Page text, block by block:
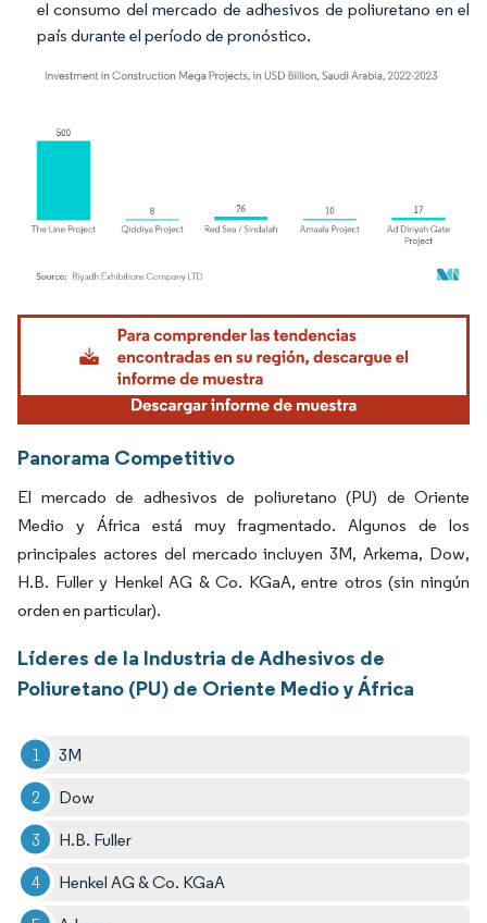
el consumo del mercado de adhesivos de poliuretano en el
país durante el período de pronóstico.
Imagen © Mordor Intelligence. El uso requiere atribución según CC BY 4.0.
Panorama Competitivo
El mercado de adhesivos de poliuretano (PU) de Oriente
Medio y África está muy fragmentado. Algunos de los
principales actores del mercado incluyen 3M, Arkema, Dow,
H.B. Fuller y Henkel AG & Co. KGaA, entre otros (sin ningún
orden en particular).
Líderes de la Industria de Adhesivos de
Poliuretano (PU) de Oriente Medio y África
3M
Dow
H.B. Fuller
Henkel AG & Co. KGaA